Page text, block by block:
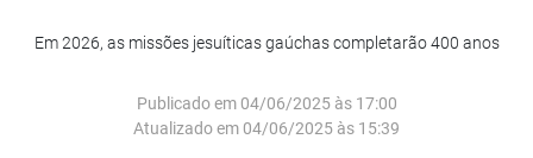
Em 2026, as missões jesuíticas gaúchas completarão 400 anos
Publicado em 04/06/2025 às 17:00
Atualizado em 04/06/2025 às 15:39